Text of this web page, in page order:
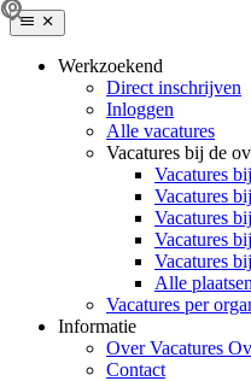
Werkzoekend
Direct inschrijven
Inloggen
Alle vacatures
Vacatures bij de
Vacatures
Vacatures
Vacatures
Vacatures
Vacatures
Alle plaatsen
Vacatures per
Informatie
Over Vacatures
Contact